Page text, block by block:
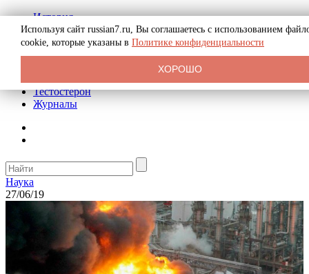
История
Биография
Криминал
Реклама на сайте
Тестостерон
Журналы
Наука
27/06/19
Используя сайт russian7.ru, Вы соглашаетесь с использованием
cookie, которые указаны в Политике конфиденциальности
ХОРОШО